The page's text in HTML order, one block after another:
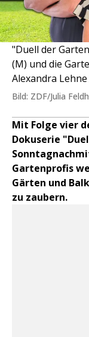
"Duell der
(M) und die
Alexandra Lehne
Bild: ZDF/Julia
Mit Folge vier
Dokuserie
Gartenprofis
Gärten und
zu zaubern.